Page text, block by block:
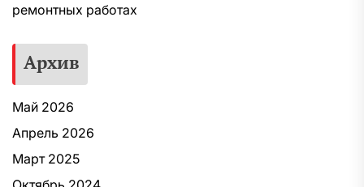
ремонтных работах
Архив
Май 2026
Апрель 2026
Март 2025